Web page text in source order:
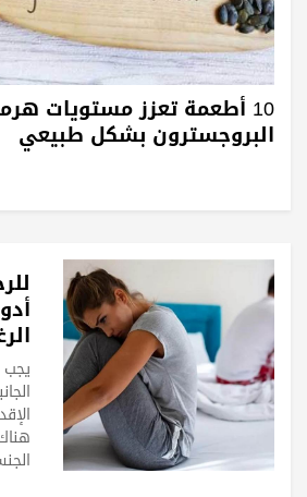
10 أطعمة تعزز مستويات
البروجسترون بشكل طبيعي
يجب